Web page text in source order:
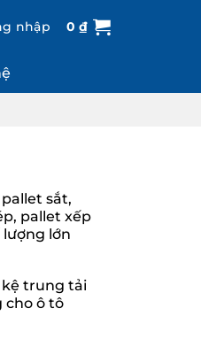
nhập 0₫
sắt,
pallet xếp
lượng lớn
kệ trung tải
cho ô tô